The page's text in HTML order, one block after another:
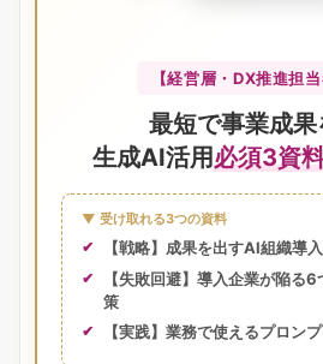
【経営層・DX推進担当
最短で事業成
生成AI活用必須3資
▼ 受け取れる3つの資料
【戦略】成果を出すAI組織導
【失敗回避】導入企業が陥る
策
【実践】業務で使えるプロン